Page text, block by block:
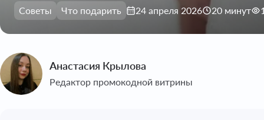
Советы Что подарить 24 апреля 2026 20 минут
Анастасия Крылова
Редактор промокодной витрины